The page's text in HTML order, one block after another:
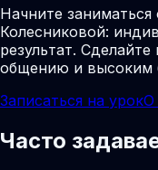
Начните
Колесниковой:
результат.
общению и высоким
Записаться на урокО
Часто